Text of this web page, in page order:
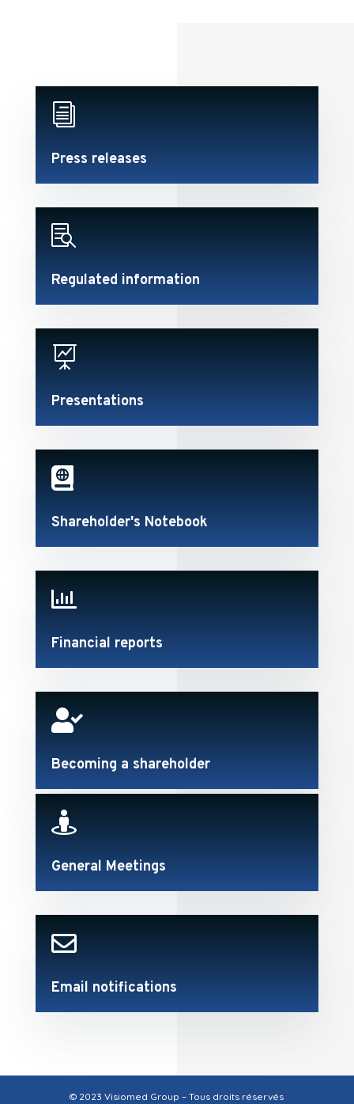
i
Press releases

Regulated information

Presentations

Shareholder's Notebook

Financial reports

Becoming a shareholder

General Meetings

Email notifications
© 2023 Visiomed Group – Tous droits réservés